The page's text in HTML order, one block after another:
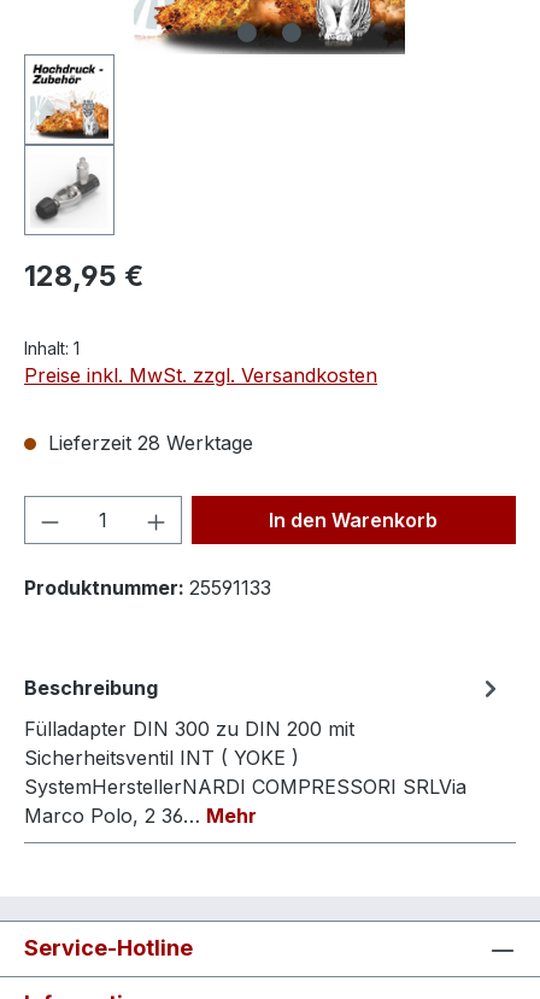
128,95 €
Inhalt: 1
Preise inkl. MwSt. zzgl. Versandkosten
Lieferzeit 28 Werktage
Produkt Anzahl: Gib denIn den Warenkorb
Produktnummer: 25591133
Beschreibung
Fülladapter DIN 300 zu DIN 200 mit
Sicherheitsventil INT ( YOKE )
SystemHerstellerNARDI COMPRESSORI SRLVia
Marco Polo, 2 36… Mehr
Service-Hotline